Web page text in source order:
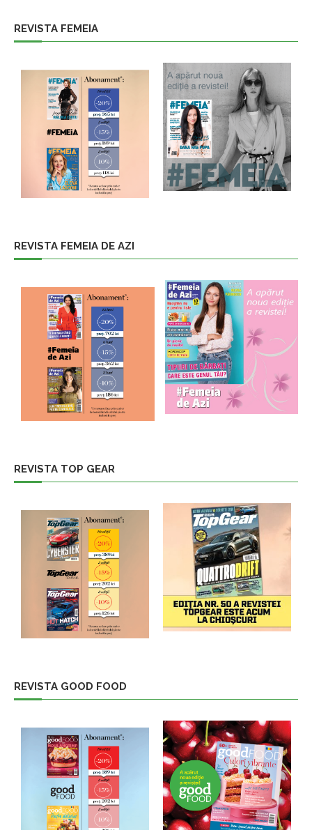
REVISTA FEMEIA
REVISTA FEMEIA DE AZI
REVISTA TOP GEAR
REVISTA GOOD FOOD